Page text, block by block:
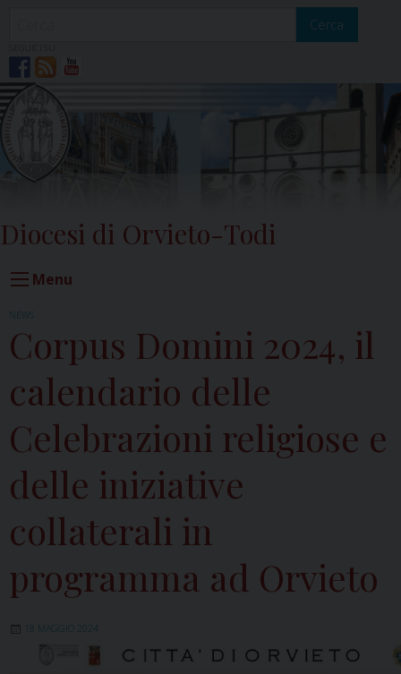
Cerca
Diocesi di Orvieto-Todi
Menu
NEWS
Corpus Domini 2024, il
calendario delle
Celebrazioni religiose e
delle iniziative
collaterali in
programma ad Orvieto
18 MAGGIO 2024